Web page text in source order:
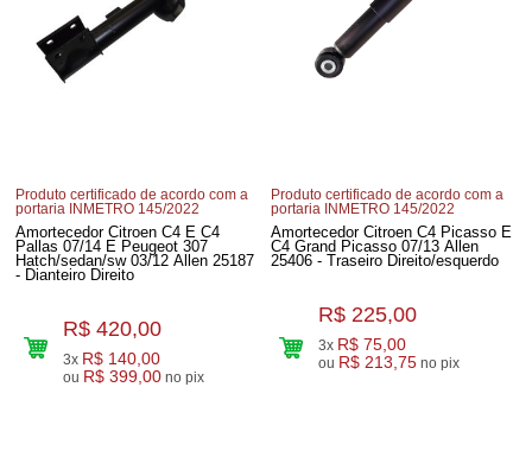
Produto certificado de acordo com a
portaria INMETRO 145/2022
Amortecedor Citroen C4 E C4
Pallas 07/14 E Peugeot 307
Hatch/sedan/sw 03/12 Allen 25187
- Dianteiro Direito
R$ 420,00
3x R$ 140,00
ou R$ 399,00 no pix
Produto certificado de acordo com a
portaria INMETRO 145/2022
Amortecedor Citroen C4 Picasso E
C4 Grand Picasso 07/13 Allen
25406 - Traseiro Direito/esquerdo
R$ 225,00
3x R$ 75,00
ou R$ 213,75 no pix